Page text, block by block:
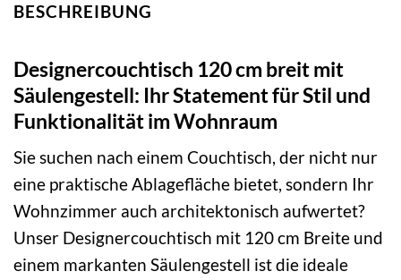
BESCHREIBUNG
Designercouchtisch 120 cm breit mit
Säulengestell: Ihr Statement für Stil und
Funktionalität im Wohnraum
Sie suchen nach einem Couchtisch, der nicht nur
eine praktische Ablagefläche bietet, sondern Ihr
Wohnzimmer auch architektonisch aufwertet?
Unser Designercouchtisch mit 120 cm Breite und
einem markanten Säulengestell ist die ideale